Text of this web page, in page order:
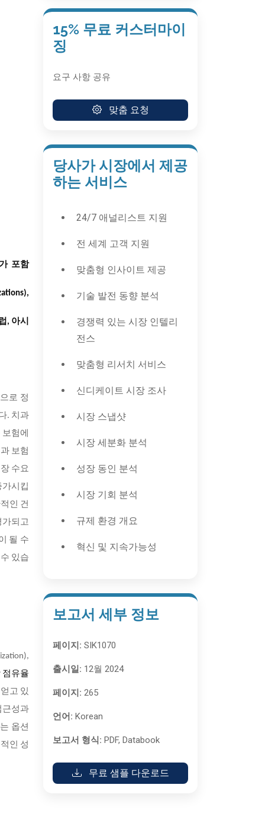
포함
, 아시
로 정
. 치과
험에
보험
수요
시킵
인 건
가되고
될 수
있습
점유율
고 있
근성과
옵션
인 성
15% 무료 커스터마이
징
요구 사항 공유
맞춤 요청
당사가 시장에서 제공
하는 서비스
24/7 애널리스트 지원
전 세계 고객 지원
맞춤형 인사이트 제공
기술 발전 동향 분석
경쟁력 있는 시장 인텔리
전스
맞춤형 리서치 서비스
신디케이트 시장 조사
시장 스냅샷
시장 세분화 분석
성장 동인 분석
시장 기회 분석
규제 환경 개요
혁신 및 지속가능성
보고서 세부 정보
페이지: SIK1070
출시일: 12월 2024
페이지: 265
언어: Korean
보고서 형식: PDF, Databook
무료 샘플 다운로드